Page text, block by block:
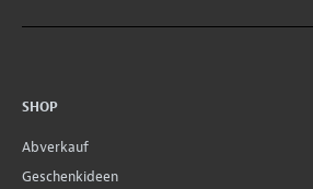
SHOP
Abverkauf
Geschenkideen